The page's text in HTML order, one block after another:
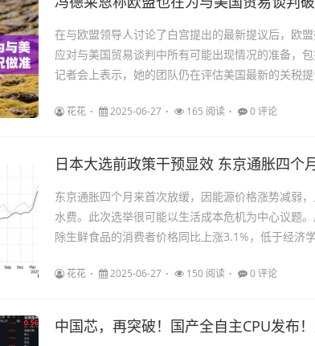
在与欧盟领导人讨论了白宫提出的最新提议后，欧
应对与美国贸易谈判中所有可能出现情况的准备，
记者会上表示，她的团队仍在评估美国最新的关税提
花花 2025-06-27 165 阅读 0 评论
日本大选前政策干预显效 东京通胀四个
东京通胀四个月来首次放缓，因能源价格涨势减弱
水费。此次选举很可能以生活成本危机为中心议题
除生鲜食品的消费者价格同比上涨3.1%，低于经济
花花 2025-06-27 150 阅读 0 评论